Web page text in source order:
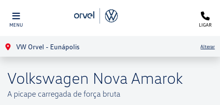
MENU LIGAR
VW Orvel - Eunápolis Alterar
Volkswagen Nova Amarok
A picape carregada de força bruta